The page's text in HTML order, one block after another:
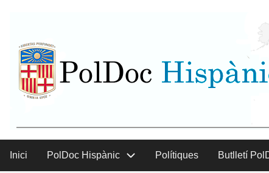
contingut
menu
Main
Inici PolDoc Hispànic Polítiques Butlletí